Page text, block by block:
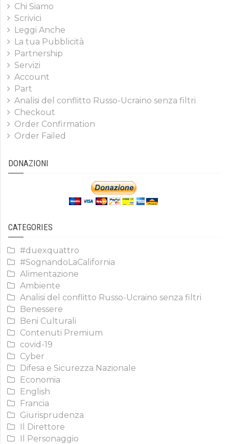
Chi Siamo
Scrivici
Leggi Anche
La tua Pubblicità
Partnership
Servizi
Account
Part
Analisi del conflitto Russo-Ucraino senza filtri
Checkout
Order Confirmation
Order Failed
DONAZIONI
CATEGORIES
#duexquattro
#SognandoLaCalifornia
Alimentazione
Ambiente
Analisi del conflitto Russo-Ucraino senza filtri
Benessere
Beni Culturali
Contenuti Premium
covid-19
Cyber
Difesa e Sicurezza Nazionale
Economia
English
Francia
Giurisprudenza
Il Direttore
Il Personaggio